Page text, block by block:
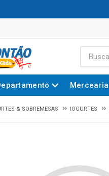
Mercearia
& SOBREMESAS IOGURTES